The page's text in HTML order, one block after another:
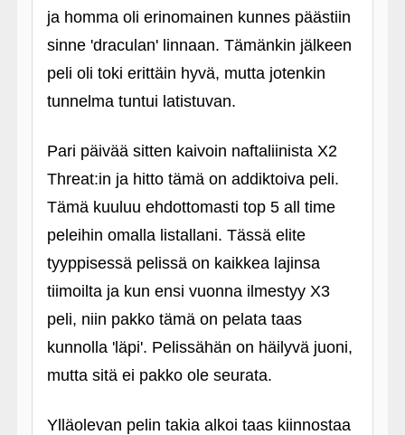
ja homma oli erinomainen kunnes päästiin
sinne 'draculan' linnaan. Tämänkin jälkeen
peli oli toki erittäin hyvä, mutta jotenkin
tunnelma tuntui latistuvan.
Pari päivää sitten kaivoin naftaliinista X2
Threat:in ja hitto tämä on addiktoiva peli.
Tämä kuuluu ehdottomasti top 5 all time
peleihin omalla listallani. Tässä elite
tyyppisessä pelissä on kaikkea lajinsa
tiimoilta ja kun ensi vuonna ilmestyy X3
peli, niin pakko tämä on pelata taas
kunnolla 'läpi'. Pelissähän on häilyvä juoni,
mutta sitä ei pakko ole seurata.
Ylläolevan pelin takia alkoi taas kiinnostaa